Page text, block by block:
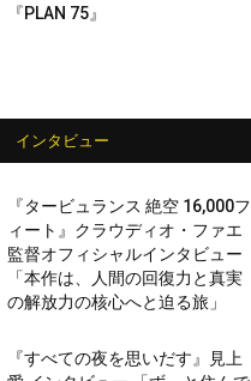
『PLAN 75』
インタビュー
『タービュランス 絶空 16,000フ
ィート』クラウディオ・ファエ
監督オフィシャルインタビュー
「本作は、人間の回復力と真実
の解放力の核心へと迫る旅」
『すべての夜を思いだす』見上